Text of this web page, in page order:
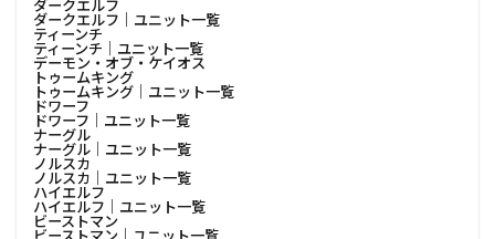
ダークエルフ
ダークエルフ│ユニット一覧
ティーンチ
ティーンチ│ユニット一覧
デーモン・オブ・ケイオス
トゥームキング
トゥームキング│ユニット一覧
ドワーフ
ドワーフ│ユニット一覧
ナーグル
ナーグル│ユニット一覧
ノルスカ
ノルスカ│ユニット一覧
ハイエルフ
ハイエルフ│ユニット一覧
ビーストマン